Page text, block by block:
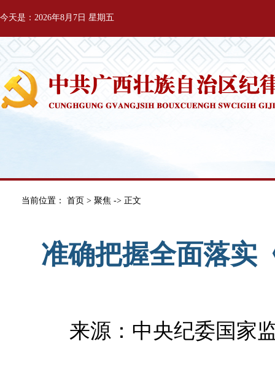
今天是：2026年8月7日 星期五
当前位置： 首页 > 聚焦 -> 正文
准确把握全面落实
来源：中央纪委国家